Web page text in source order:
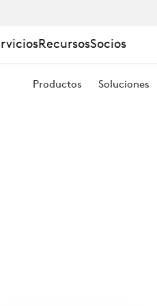
RecursosSocios
Productos Soluciones